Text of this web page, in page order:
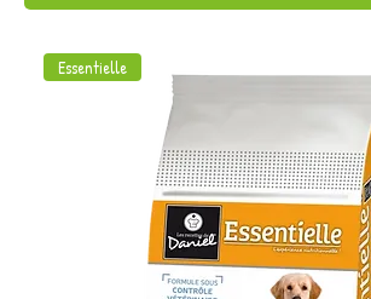
Essentielle